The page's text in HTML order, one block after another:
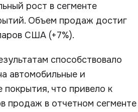
рост в сегменте
Объем продаж достиг
США (+7%).
способствовало
автомобильные и
что привело к
продаж в отчетном сегменте